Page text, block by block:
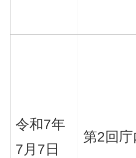
令和7年
7月7日
第2回